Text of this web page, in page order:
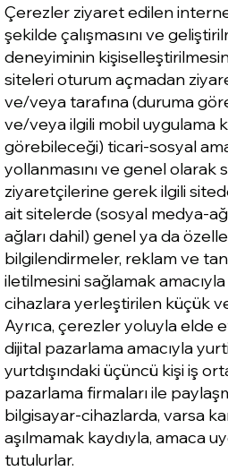
Çerezler ziyaret edilen
şekilde çalışmasını ve
deneyiminin
siteleri oturum açmadan
ve/veya tarafına (duruma
ve/veya ilgili mobil uygulama
görebileceği) ticari-sosyal
yollanmasını ve genel olarak
ziyaretçilerine gerek ilgili
ait sitelerde (sosyal medya-
ağları dahil) genel ya da
bilgilendirmeler, reklam ve
iletilmesini sağlamak
cihazlara yerleştirilen küçük
Ayrıca, çerezler yoluyla elde
dijital pazarlama amacıyla
yurtdışındaki üçüncü kişi iş
pazarlama firmaları ile
bilgisayar-cihazlarda, varsa
aşılmamak kaydıyla, amaca
tutulurlar.